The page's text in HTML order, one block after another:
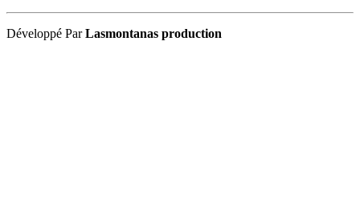
Développé ParLasmontanas production